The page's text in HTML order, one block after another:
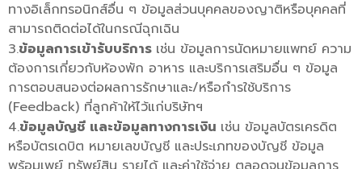
ทางอิเล็กทรอนิกส์อื่น ๆ ข้อมูลส่วนบุคคลของญาติหรือบุคคลที่
สามารถติดต่อได้ในกรณีฉุกเฉิน
3.ข้อมูลการเข้ารับบริการ เช่น ข้อมูลการนัดหมายแพทย์ ความ
ต้องการเกี่ยวกับห้องพัก อาหาร และบริการเสริมอื่น ๆ ข้อมูล
การตอบสนองต่อผลการรักษาและ/หรือกำรใช้บริการ
(Feedback) ที่ลูกค้าให้ไว้แก่บริษัทฯ
4.ข้อมูลบัญชี และข้อมูลทางการเงิน เช่น ข้อมูลบัตรเครดิต
หรือบัตรเดบิต หมายเลขบัญชี และประเภทของบัญชี ข้อมูล